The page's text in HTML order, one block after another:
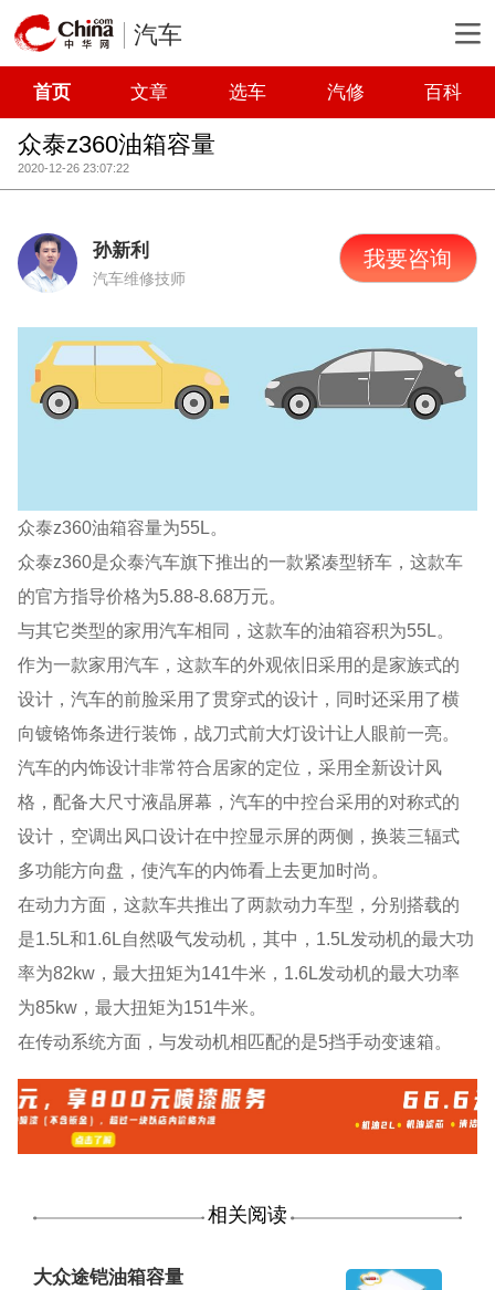
汽车
首页 文章 选车 汽修 百科
众泰z360油箱容量
2020-12-26 23:07:22
孙新利
汽车维修技师
我要咨询
众泰z360油箱容量为55L。
众泰z360是众泰汽车旗下推出的一款紧凑型轿车，这款车
的官方指导价格为5.88-8.68万元。
与其它类型的家用汽车相同，这款车的油箱容积为55L。
作为一款家用汽车，这款车的外观依旧采用的是家族式的
设计，汽车的前脸采用了贯穿式的设计，同时还采用了横
向镀铬饰条进行装饰，战刀式前大灯设计让人眼前一亮。
汽车的内饰设计非常符合居家的定位，采用全新设计风
格，配备大尺寸液晶屏幕，汽车的中控台采用的对称式的
设计，空调出风口设计在中控显示屏的两侧，换装三辐式
多功能方向盘，使汽车的内饰看上去更加时尚。
在动力方面，这款车共推出了两款动力车型，分别搭载的
是1.5L和1.6L自然吸气发动机，其中，1.5L发动机的最大功
率为82kw，最大扭矩为141牛米，1.6L发动机的最大功率
为85kw，最大扭矩为151牛米。
在传动系统方面，与发动机相匹配的是5挡手动变速箱。
相关阅读
大众途铠油箱容量